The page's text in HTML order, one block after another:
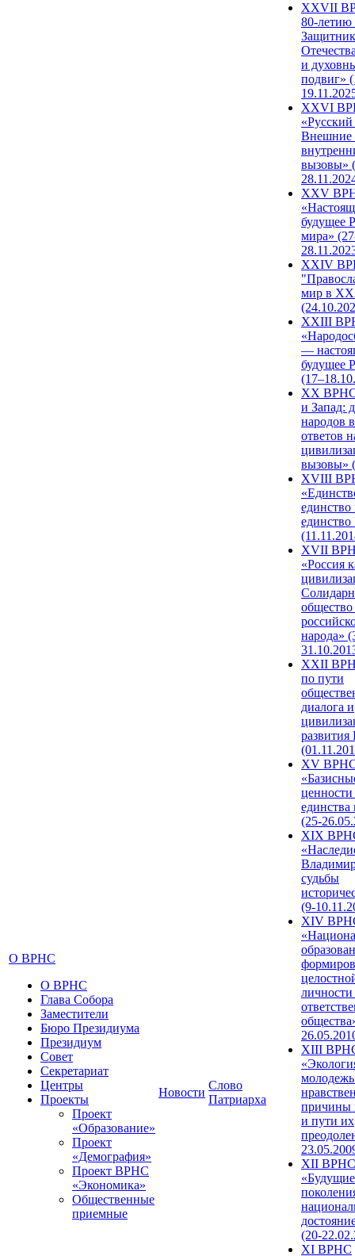
О ВРНС
О ВРНС
Глава Собора
Заместители
Бюро Президиума
Президиум
Совет
Секретариат
Центры
Проекты
Проект
«Образование»
Проект
«Демография»
Проект ВРНС
«Экономика»
Общественные
приемные
Новости
Слово
Патриарха
ХХVII
80-
и
подвиг»
XXVI
Внешние
вызовы»
XXV
будущее
мира»
XXIV
мир в
XXIII
—
будущее
XX ВРНС
и Запад:
народов
ответов
вызовы»
XVIII
единство
единство
XVII
«Россия
народа»
XXII
по пути
диалога и
развития
XV
единства
(25-
XIX
судьбы
(9-
XIV
XIII
причины
и пути их
XII ВРНС
«Будущие
(20-
XI ВРНС